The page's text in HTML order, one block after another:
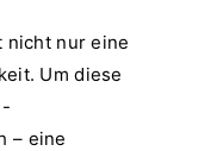
nicht nur eine
Um diese
– eine